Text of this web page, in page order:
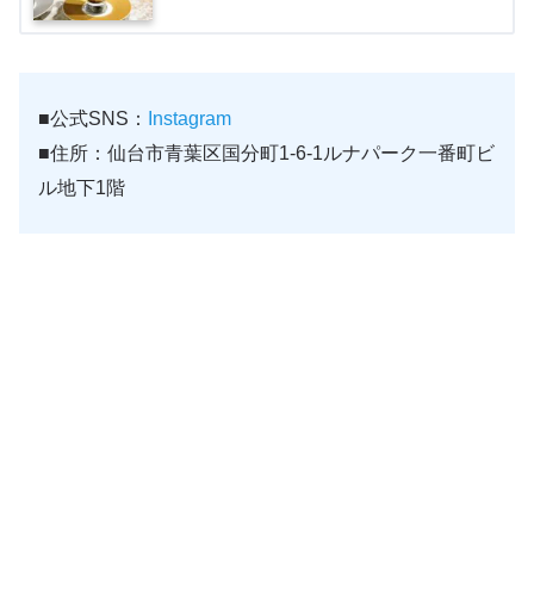
■公式SNS：
Instagram
■住所：仙台市青葉区国分町1-6-1ルナパーク一番町ビ
ル地下1階